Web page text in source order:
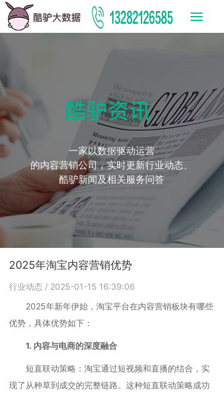
一家以数据驱动运营
的内容营销公司，实时更新行业动态、
酷驴新闻及相关服务问答
酷驴资讯
2025年淘宝内容营销优势
行业动态 / 2025-01-15 16:39:06
2025年新年伊始，淘宝平台在内容营销板块有哪些
优势，具体优势如下：
1. 内容与电商的深度融合
短直联动策略：淘宝通过短视频和直播的结合，实
现了从种草到成交的完整链路。这种短直联动策略成功